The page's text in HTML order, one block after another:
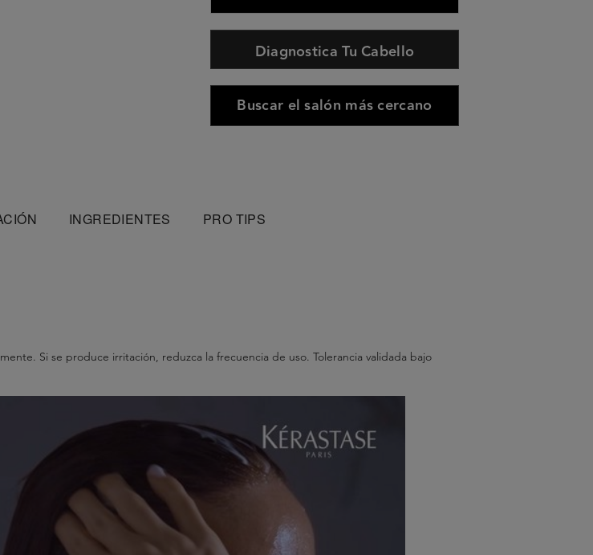
Diagnostica Tu Cabello
Buscar el salón más cercano
INGREDIENTES PRO TIPS
Si se produce irritación, reduzca la frecuencia de uso. Tolerancia validada bajo